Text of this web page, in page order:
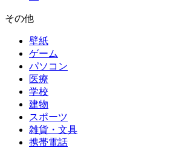
その他
壁紙
ゲーム
パソコン
医療
学校
建物
スポーツ
雑貨・文具
携帯電話